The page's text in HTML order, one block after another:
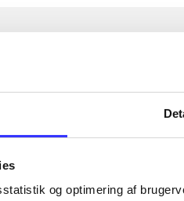
og optimering af